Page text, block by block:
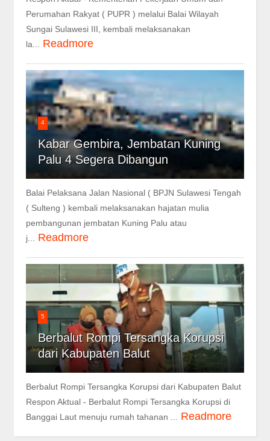
Perumahan Rakyat ( PUPR ) melalui Balai Wilayah
Sungai Sulawesi III, kembali melaksanakan
la...
Readmore
4
Kabar Gembira, Jembatan Kuning
Palu 4 Segera Dibangun
Balai Pelaksana Jalan Nasional ( BPJN Sulawesi Tengah
( Sulteng ) kembali melaksanakan hajatan mulia
pembangunan jembatan Kuning Palu atau
j...
Readmore
5
Berbalut Rompi Tersangka Korupsi
dari Kabupaten Balut
Berbalut Rompi Tersangka Korupsi dari Kabupaten Balut
Respon Aktual - Berbalut Rompi Tersangka Korupsi di
Banggai Laut menuju rumah tahanan ...
Readmore